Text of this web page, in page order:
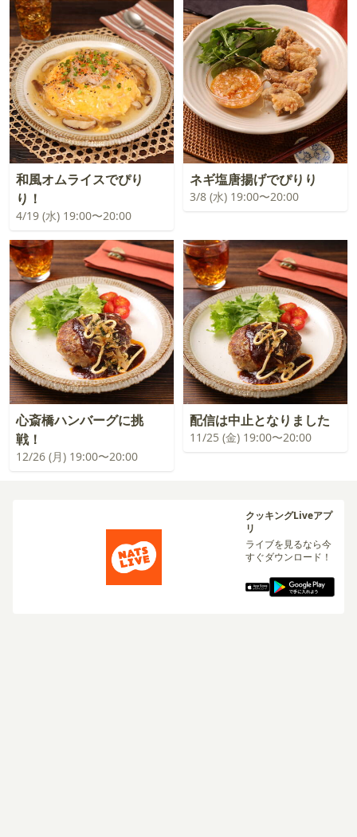
和風オムライスでぴり
り！
4/19 (水) 19:00〜20:00
ネギ塩唐揚げでぴりり
3/8 (水) 19:00〜20:00
心斎橋ハンバーグに挑
戦！
12/26 (月) 19:00〜20:00
配信は中止となりました
11/25 (金) 19:00〜20:00
クッキングLiveアプ
リ
ライブを見るなら今
すぐダウンロード！